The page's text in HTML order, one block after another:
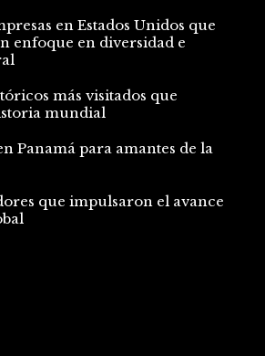
en Estados Unidos que
enfoque en diversidad e
más visitados que
mundial
Panamá para amantes de la
que impulsaron el avance